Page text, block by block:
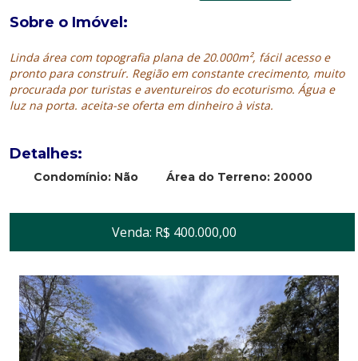
Sobre o Imóvel:
Linda área com topografia plana de 20.000m², fácil acesso e
pronto para construír. Região em constante crecimento, muito
procurada por turistas e aventureiros do ecoturismo. Água e
luz na porta. aceita-se oferta em dinheiro à vista.
Detalhes:
Condomínio: Não Área do Terreno: 20000
Venda: R$ 400.000,00